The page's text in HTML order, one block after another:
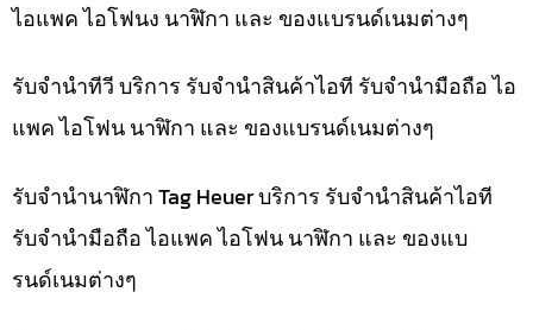
ไอแพค ไอโฟนง นาฬิกา และ ของแบรนด์เนมต่างๆ
รับจำนำทีวี บริการ รับจำนำสินค้าไอที รับจำนำมือถือ ไอ
แพค ไอโฟน นาฬิกา และ ของแบรนด์เนมต่างๆ
รับจำนำนาฬิกา Tag Heuer บริการ รับจำนำสินค้าไอที
รับจำนำมือถือ ไอแพค ไอโฟน นาฬิกา และ ของแบ
รนด์เนมต่างๆ